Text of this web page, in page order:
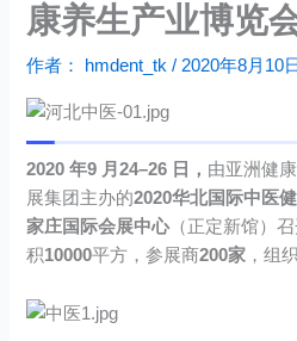
康养生产业博览
作者： hmdent_tk/2020年8月10日
2020 年9 月24–26 日， 由亚洲健
展集团主办的2020华北国际中医
家庄国际会展中心（正定新馆）
积10000平方，参展商200家 ，组